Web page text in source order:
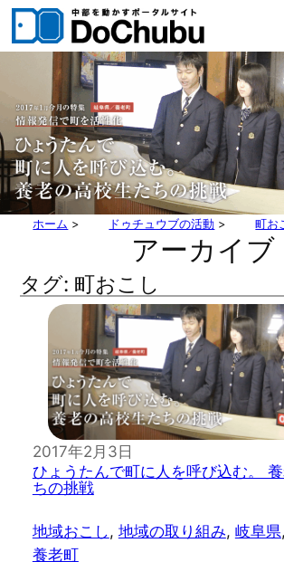
内
ッ
プ
ホーム > ドゥチュウブの活動 > 町お
アーカイブ
タグ: 町おこし
2017年2月3日
ひょうたんで町に人を呼び込む。
ちの挑戦
地域おこし, 地域の取り組み, 岐阜県,
養老町